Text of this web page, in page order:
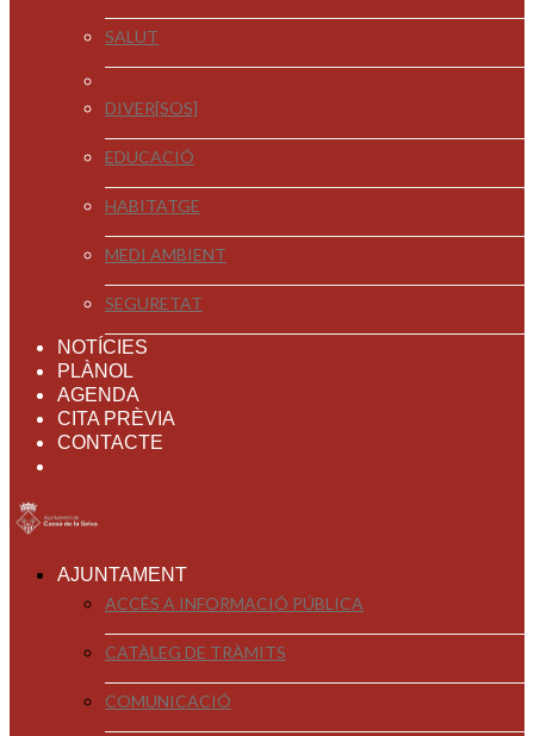
SALUT
DIVER[SOS]
EDUCACIÓ
HABITATGE
MEDI AMBIENT
SEGURETAT
NOTÍCIES
PLÀNOL
AGENDA
CITA PRÈVIA
CONTACTE
AJUNTAMENT
ACCÉS A INFORMACIÓ PÚBLICA
CATÀLEG DE TRÀMITS
COMUNICACIÓ